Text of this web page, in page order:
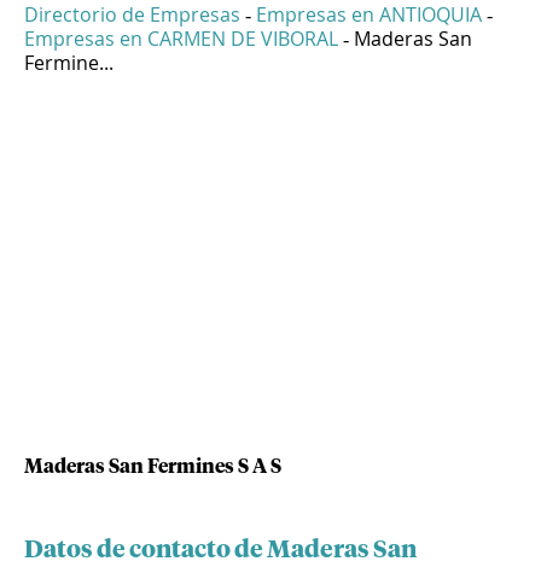
Directorio de Empresas - Empresas en ANTIOQUIA -
Empresas en CARMEN DE VIBORAL - Maderas San
Fermine...
Maderas San Fermines S A S
Datos de contacto de Maderas San